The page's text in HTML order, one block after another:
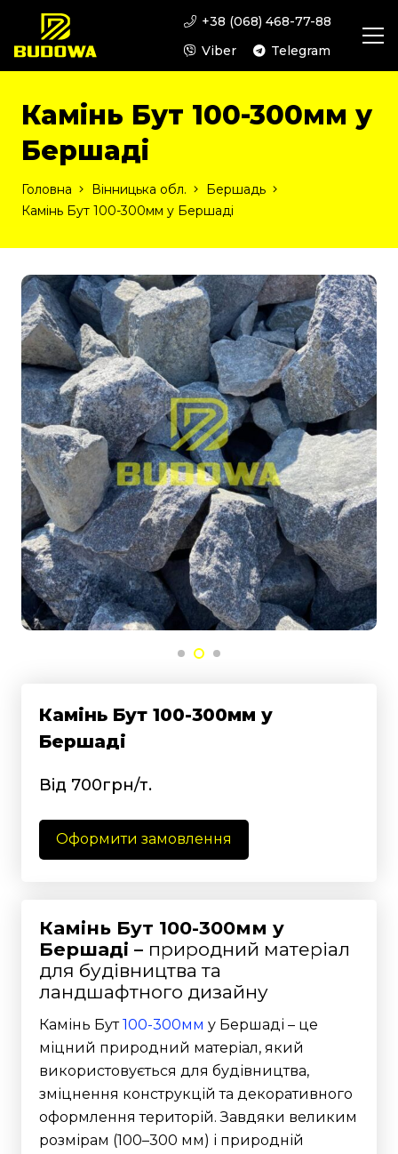
+38 (068) 468-77-88
Viber
Telegram
Камінь Бут 100-300мм у
Бершаді
Головна Вінницька обл.
Бершадь
Камінь Бут 100-300мм у Бершаді
Камінь Бут 100-300мм у
Бершаді
Від 700грн/т.
Оформити замовлення
Камінь Бут 100-300мм у
Бершаді – природний матеріал
для будівництва та
ландшафтного дизайну
Камінь Бут100-300мм у Бершаді – це
міцний природний матеріал, який
використовується для будівництва,
зміцнення конструкцій та декоративного
оформлення територій. Завдяки великим
розмірам (100–300 мм) і природній